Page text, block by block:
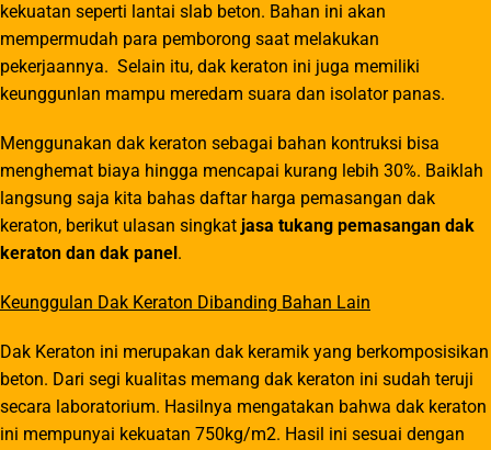
kekuatan seperti lantai slab beton. Bahan ini akan
mempermudah para pemborong saat melakukan
pekerjaannya. Selain itu, dak keraton ini juga memiliki
keunggunlan mampu meredam suara dan isolator panas.
Menggunakan dak keraton sebagai bahan kontruksi bisa
menghemat biaya hingga mencapai kurang lebih 30%. Baiklah
langsung saja kita bahas daftar harga pemasangan dak
keraton, berikut ulasan singkat jasa tukang pemasangan dak
keraton dan dak panel .
Keunggulan Dak Keraton Dibanding Bahan Lain
Dak Keraton ini merupakan dak keramik yang berkomposisikan
beton. Dari segi kualitas memang dak keraton ini sudah teruji
secara laboratorium. Hasilnya mengatakan bahwa dak keraton
ini mempunyai kekuatan 750kg/m2. Hasil ini sesuai dengan